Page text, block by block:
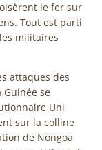
le fer sur
Tout est parti
militaires
attaques des
se
Uni
sur la colline
de Nongoa